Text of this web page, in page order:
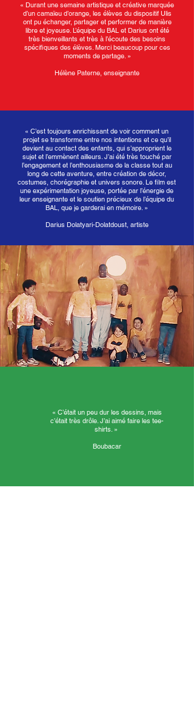
« Durant une semaine artistique et créative marquée
d’un camaïeu d’orange, les élèves du dispositif Ulis
ont pu échanger, partager et performer de manière
libre et joyeuse. L’équipe du BAL et Darius ont été
très bienveillants et très à l’écoute des besoins
spécifiques des élèves. Merci beaucoup pour ces
moments de partage. »
Hélène Paterne, enseignante
« C’est toujours enrichissant de voir comment un
projet se transforme entre nos intentions et ce qu’il
devient au contact des enfants, qui s’approprient le
sujet et l’emmènent ailleurs. J’ai été très touché par
l’engagement et l’enthousiasme de la classe tout au
long de cette aventure, entre création de décor,
costumes, chorégraphie et univers sonore. Le film est
une expérimentation joyeuse, portée par l’énergie de
leur enseignante et le soutien précieux de l’équipe du
BAL, que je garderai en mémoire. »
Darius Dolatyari-Dolatdoust, artiste
« C’était un peu dur les dessins, mais
c’était très drôle. J’ai aimé faire les tee-
shirts. »
Boubacar